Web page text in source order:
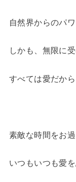
自然界からのパ
しかも、無限に
すべては愛だから
素敵な時間をお
いつもいつも愛